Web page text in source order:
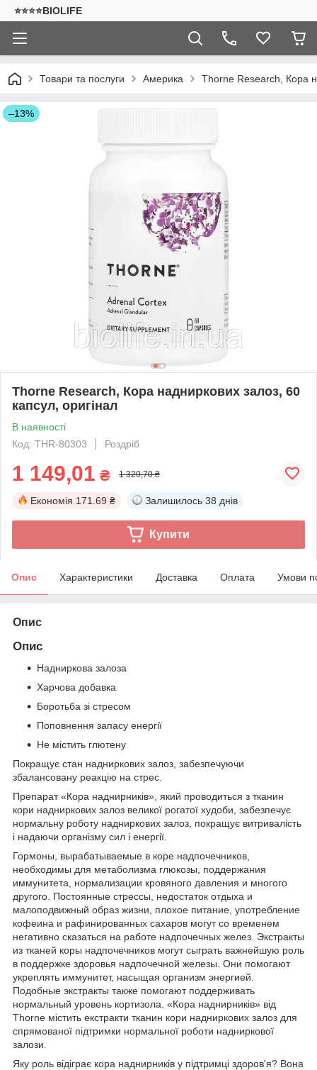
⭐⭐⭐⭐BIOLIFE
Товари та послуги Америка Thorne Research, Кора
–13%
Thorne Research, Кора надниркових залоз, 60
капсул, оригінал
В наявності
Код: THR-80303
Роздріб
1 149,01 ₴ 1 320,70 ₴
Економія 171.69 ₴ Залишилось 38 днів
Купити
Опис Характеристики Доставка Оплата Умови
Опис
Опис
Надниркова залоза
Харчова добавка
Боротьба зі стресом
Поповнення запасу енергії
Не містить глютену
Покращує стан надниркових залоз, забезпечуючи
збалансовану реакцію на стрес.
Препарат «Кора наднирників», який проводиться з тканин
кори надниркових залоз великої рогатої худоби, забезпечує
нормальну роботу надниркових залоз, покращує витривалість
і надаючи організму сил і енергії.
Гормоны, вырабатываемые в коре надпочечников,
необходимы для метаболизма глюкозы, поддержания
иммунитета, нормализации кровяного давления и многого
другого. Постоянные стрессы, недостаток отдыха и
малоподвижный образ жизни, плохое питание, употребление
кофеина и рафинированных сахаров могут со временем
негативно сказаться на работе надпочечных желез. Экстракты
из тканей коры надпочечников могут сыграть важнейшую роль
в поддержке здоровья надпочечной железы. Они помогают
укреплять иммунитет, насыщая организм энергией.
Подобные экстракты также помогают поддерживать
нормальный уровень кортизола. «Кора наднирників» від
Thorne містить екстракти тканин кори надниркових залоз для
спрямованої підтримки нормальної роботи надниркової
залози.
Яку роль відіграє кора наднирників у підтримці здоров'я? Вона